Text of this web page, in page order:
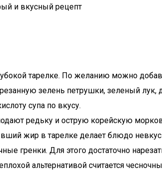
и вкусный рецепт
тарелке. По желанию можно
зелень петрушки, зеленый
супа по вкусу.
редьку и острую корейскую
жир в тарелке делает блюдо
гренки. Для этого достаточно
альтернативой считается